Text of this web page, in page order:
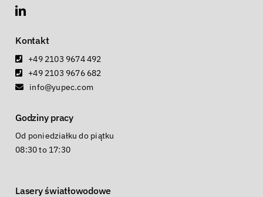
Kontakt
+49 2103 9674 492
+49 2103 9676 682
info@yupec.com
Godziny pracy
Od poniedziałku do piątku
08:30 to 17:30
Lasery światłowodowe